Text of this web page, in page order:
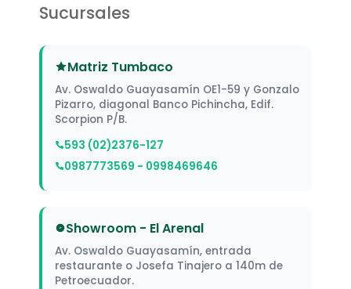
Sucursales
Matriz Tumbaco
Av. Oswaldo Guayasamín OE1-59 y Gonzalo
Pizarro, diagonal Banco Pichincha, Edif.
Scorpion P/B.
593 (02)2376-127
0987773569 - 0998469646
Showroom - El Arenal
Av. Oswaldo Guayasamín, entrada
restaurante o Josefa Tinajero a 140m de
Petroecuador.